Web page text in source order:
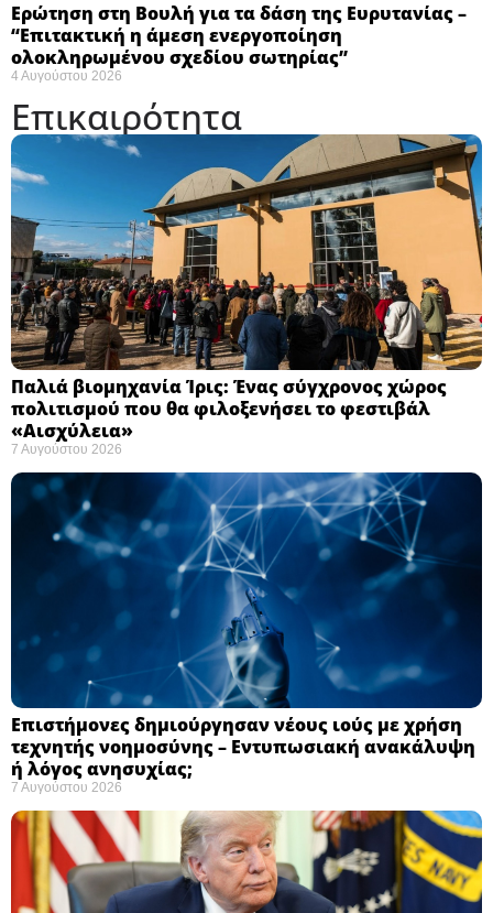
Ερώτηση στη Βουλή για τα δάση της Ευρυτανίας –
“Eπιτακτική η άμεση ενεργοποίηση
ολοκληρωμένου σχεδίου σωτηρίας”
4 Αυγούστου 2026
Επικαιρότητα
Παλιά βιομηχανία Ίρις: Ένας σύγχρονος χώρος
πολιτισμού που θα φιλοξενήσει το φεστιβάλ
«Αισχύλεια» ​
7 Αυγούστου 2026
Επιστήμονες δημιούργησαν νέους ιούς με χρήση
τεχνητής νοημοσύνης – Εντυπωσιακή ανακάλυψη
ή λόγος ανησυχίας; ​
7 Αυγούστου 2026